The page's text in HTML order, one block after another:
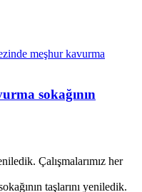
meşhur kavurma
sokağının
Çalışmalarımız her